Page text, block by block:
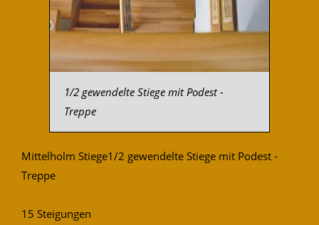
1/2 gewendelte Stiege mit Podest -
Treppe
Mittelholm Stiege1/2 gewendelte Stiege mit Podest -
Treppe
15 Steigungen